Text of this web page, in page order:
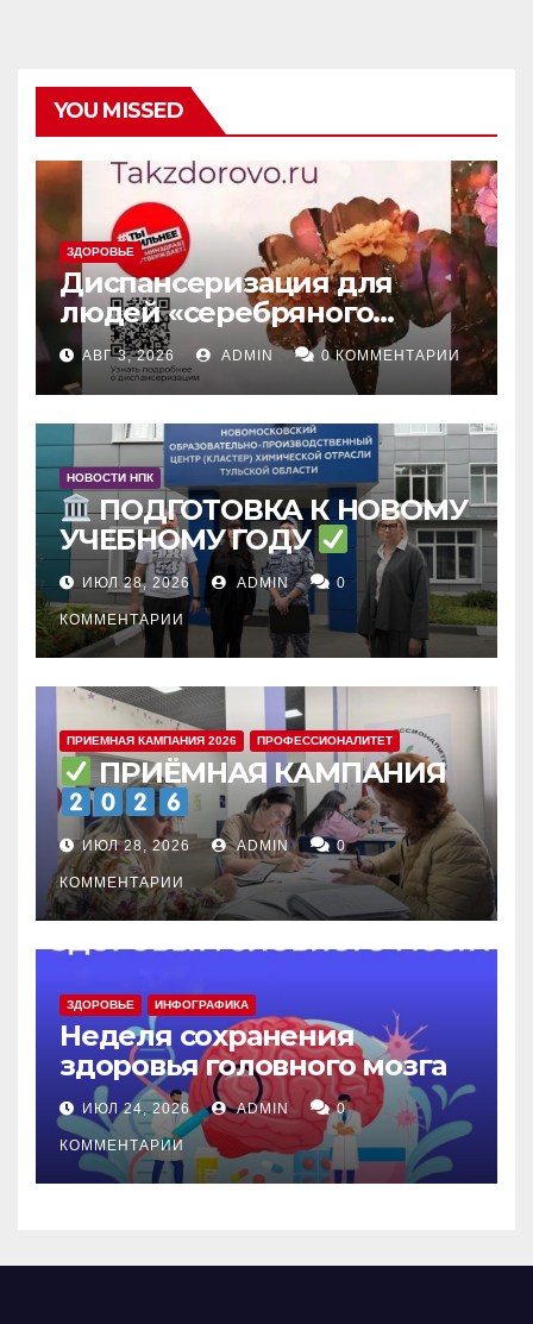
YOU MISSED
ЗДОРОВЬЕ
Диспансеризация для
людей «серебряного
возраста»
: зачем и что
входит
АВГ 3, 2026 ADMIN 0 КОММЕНТАРИИ
НОВОСТИ НПК
ПОДГОТОВКА К НОВОМУ
УЧЕБНОМУ ГОДУ
ИЮЛ 28, 2026 ADMIN 0
КОММЕНТАРИИ
ПРИЕМНАЯ КАМПАНИЯ 2026 ПРОФЕССИОНАЛИТЕТ
ПРИЁМНАЯ КАМПАНИЯ
ИЮЛ 28, 2026 ADMIN 0
КОММЕНТАРИИ
ЗДОРОВЬЕ ИНФОГРАФИКА
Неделя сохранения
здоровья головного мозга
ИЮЛ 24, 2026 ADMIN 0
КОММЕНТАРИИ